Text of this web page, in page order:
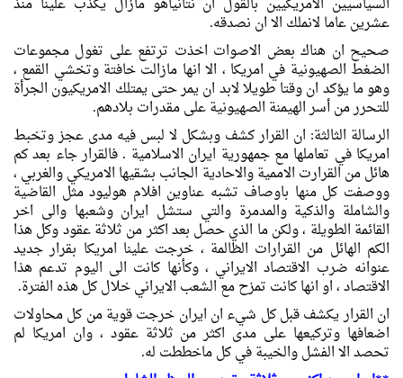
عشرين عاما لانملك الا ان نصدقه.
صحيح ان هناك بعض الاصوات اخذت ترتفع على تغول مجموعات
الضغط الصهيونية في امريكا ، الا انها مازالت خافتة وتخشي القمع ،
وهو ما يؤكد ان وقتا طويلا لابد ان يمر حتى يمتلك الامريكيون الجرأة
للتحرر من أسر الهيمنة الصهيونية على مقدرات بلادهم.
الرسالة الثالثة: ان القرار كشف وبشكل لا لبس فيه مدى عجز وتخبط
امريكا في تعاملها مع جمهورية ايران الاسلامية . فالقرار جاء بعد كم
هائل من القرارت الاممية والاحادية الجانب بشقيها الامريكي والغربي ،
ووصفت كل منها باوصاف تشبه عناوين افلام هوليود مثل القاضية
والشاملة والذكية والمدمرة والتي ستشل ايران وشعبها والى اخر
القائمة الطويلة ، ولكن ما الذي حصل بعد اكثر من ثلاثة عقود وكل هذا
الكم الهائل من القرارات الظالمة ، خرجت علينا امريكا بقرار جديد
عنوانه ضرب الاقتصاد الايراني ، وكأنها كانت الى اليوم تدعم هذا
الاقتصاد ، او انها كانت تمزح مع الشعب الايراني خلال كل هذه الفترة.
ان القرار يكشف قبل كل شيء ان ايران خرجت قوية من كل محاولات
اضعافها وتركيعها على مدى اكثر من ثلاثة عقود ، وان امريكا لم
تحصد الا الفشل والخيبة في كل ماخططت له.